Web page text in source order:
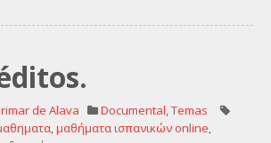
de Alava Documental,Temas
,μαθήματα ισπανικών online,